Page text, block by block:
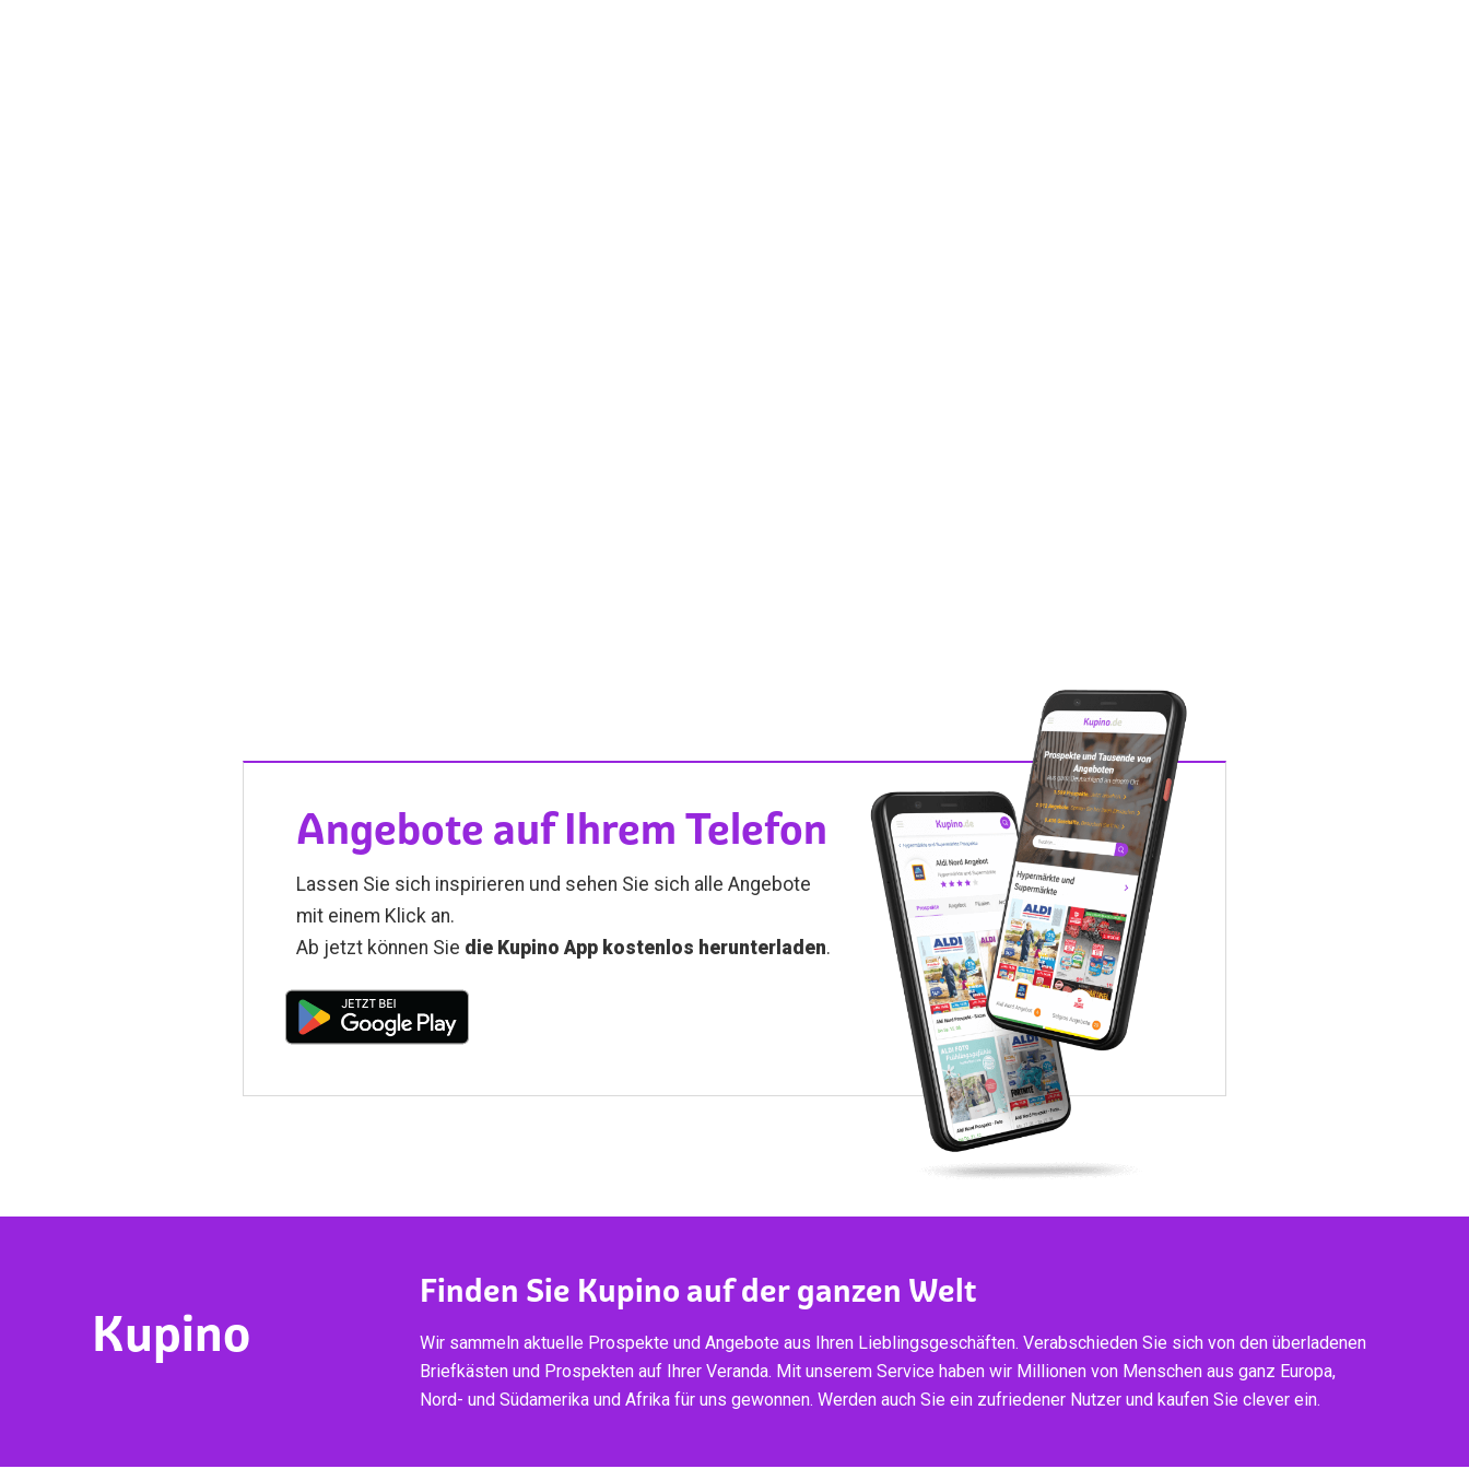
Angebote auf Ihrem Telefon
Lassen Sie sich inspirieren und sehen Sie sich alle Angebote
mit einem Klick an.
Ab jetzt können Sie die Kupino App kostenlos herunterladen.
Kupino
Finden Sie Kupino auf der ganzen Welt
Wir sammeln aktuelle Prospekte und Angebote aus Ihren Lieblingsgeschäften. Verabschieden Sie sich von den überladenen
Briefkästen und Prospekten auf Ihrer Veranda. Mit unserem Service haben wir Millionen von Menschen aus ganz Europa,
Nord- und Südamerika und Afrika für uns gewonnen. Werden auch Sie ein zufriedener Nutzer und kaufen Sie clever ein.